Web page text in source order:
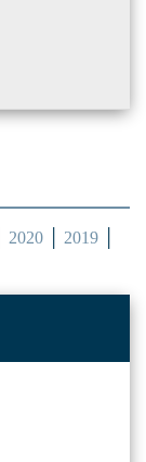
2020
2019